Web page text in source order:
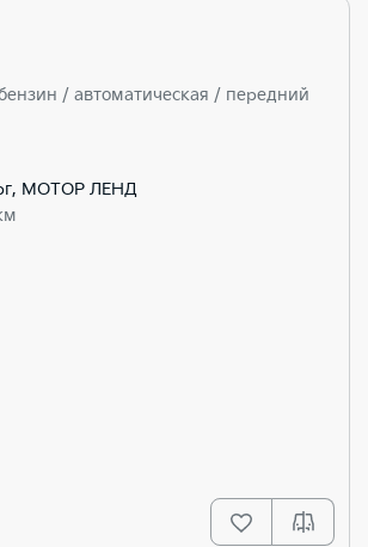
/ автоматическая / передний
МОТОР ЛЕНД